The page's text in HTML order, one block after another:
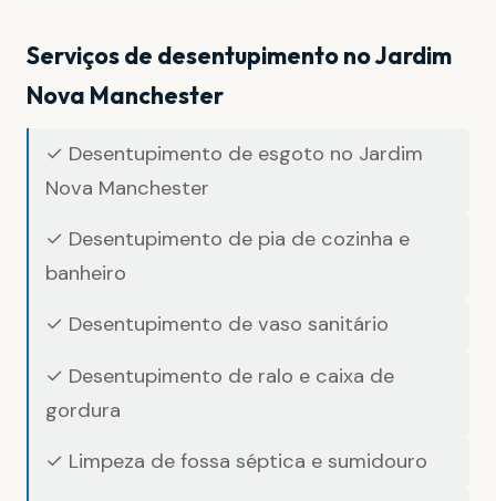
Serviços de desentupimento no Jardim
Nova Manchester
✓ Desentupimento de esgoto no Jardim
Nova Manchester
✓ Desentupimento de pia de cozinha e
banheiro
✓ Desentupimento de vaso sanitário
✓ Desentupimento de ralo e caixa de
gordura
✓ Limpeza de fossa séptica e sumidouro